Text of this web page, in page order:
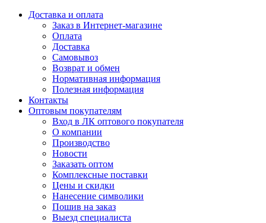
Доставка и оплата
Заказ в Интернет-магазине
Оплата
Доставка
Самовывоз
Возврат и обмен
Нормативная информация
Полезная информация
Контакты
Оптовым покупателям
Вход в ЛК оптового покупателя
О компании
Производство
Новости
Заказать оптом
Комплексные поставки
Цены и скидки
Нанесение символики
Пошив на заказ
Выезд специалиста